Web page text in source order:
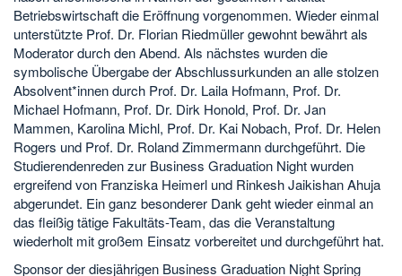
Betriebswirtschaft die Eröffnung vorgenommen. Wieder einmal
unterstützte Prof. Dr. Florian Riedmüller gewohnt bewährt als
Moderator durch den Abend. Als nächstes wurden die
symbolische Übergabe der Abschlussurkunden an alle stolzen
Absolvent*innen durch Prof. Dr. Laila Hofmann, Prof. Dr.
Michael Hofmann, Prof. Dr. Dirk Honold, Prof. Dr. Jan
Mammen, Karolina Michl, Prof. Dr. Kai Nobach, Prof. Dr. Helen
Rogers und Prof. Dr. Roland Zimmermann durchgeführt. Die
Studierendenreden zur Business Graduation Night wurden
ergreifend von Franziska Heimerl und Rinkesh Jaikishan Ahuja
abgerundet. Ein ganz besonderer Dank geht wieder einmal an
das fleißig tätige Fakultäts-Team, das die Veranstaltung
wiederholt mit großem Einsatz vorbereitet und durchgeführt hat.
Sponsor der diesjährigen Business Graduation Night Spring